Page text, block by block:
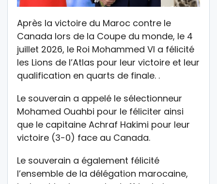
Après la victoire du Maroc contre le
Canada lors de la Coupe du monde, le 4
juillet 2026, le Roi Mohammed VI a félicité
les Lions de l’Atlas pour leur victoire et leur
qualification en quarts de finale. .
Le souverain a appelé le sélectionneur
Mohamed Ouahbi pour le féliciter ainsi
que le capitaine Achraf Hakimi pour leur
victoire (3-0) face au Canada.
Le souverain a également félicité
l’ensemble de la délégation marocaine,